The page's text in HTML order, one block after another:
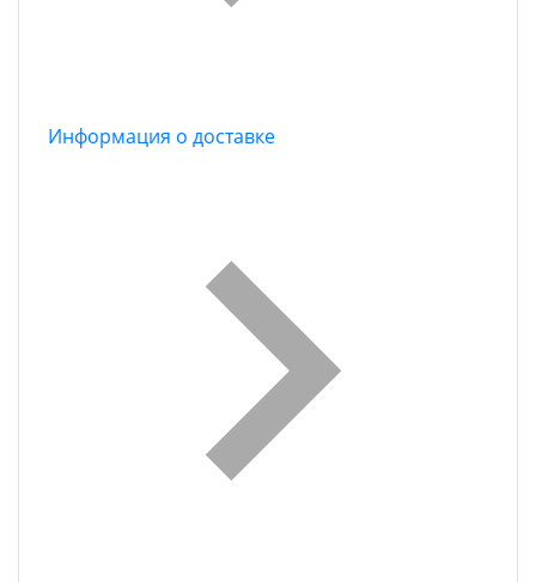
Информация о доставке